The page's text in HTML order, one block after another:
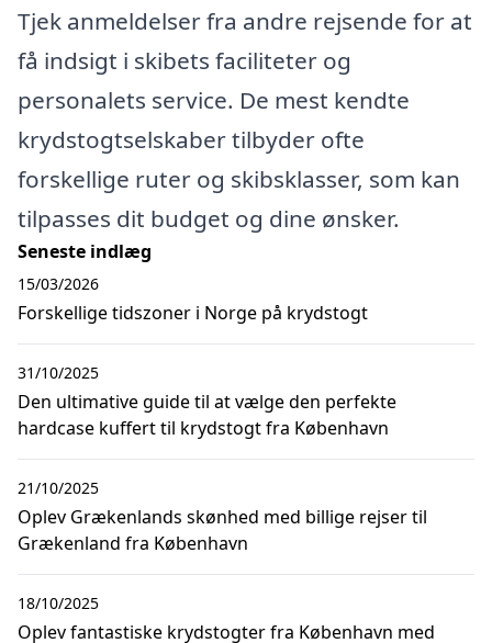
Tjek anmeldelser fra andre rejsende for at
få indsigt i skibets faciliteter og
personalets service. De mest kendte
krydstogtselskaber tilbyder ofte
forskellige ruter og skibsklasser, som kan
tilpasses dit budget og dine ønsker.
Seneste indlæg
Forskellige tidszoner i Norge på krydstogt
15/03/2026
Den ultimative guide til at vælge den perfekte
hardcase kuffert til krydstogt fra København
31/10/2025
Oplev Grækenlands skønhed med billige rejser til
Grækenland fra København
21/10/2025
Oplev fantastiske krydstogter fra København med
18/10/2025